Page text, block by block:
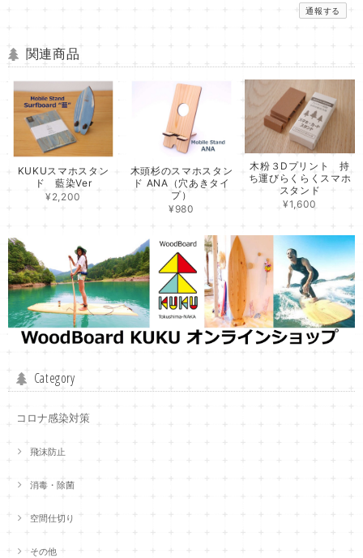
通報する
関連商品
KUKUスマホスタン
ド 藍染Ver
¥2,200
木頭杉のスマホスタン
ド ANA（穴あきタイ
プ）
¥980
木粉３Dプリント 持
ち運びらくらくスマホ
スタンド
¥1,600
Category
コロナ感染対策
飛沫防止
消毒・除菌
空間仕切り
その他